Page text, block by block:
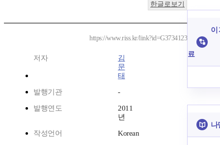
한글로보기
https://www.riss.kr/link?id=G3734123
저자
김
문
태
발행기관 -
발행연도
2011
년
작성언어 Korean
이
료
나